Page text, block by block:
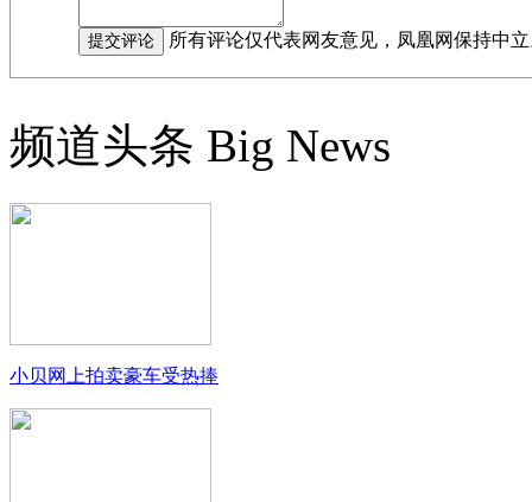
所有评论仅代表网友意见，凤凰网保持中
频道头条 Big News
小贝网上拍卖豪车受热捧